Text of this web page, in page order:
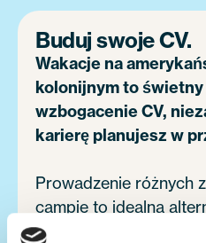
Buduj swoje CV.
Wakacje na
kolonijnym to świetny
wzbogacenie CV,
karierę planujesz w
Prowadzenie różnych
campie to idealna
letniej pracy w kraju.